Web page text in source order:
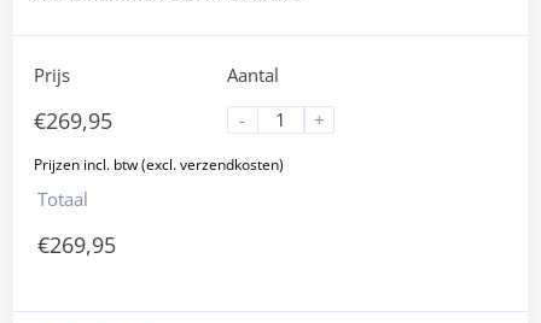
Prijs
€269,95
Aantal
-
+
Totaal
€269,95